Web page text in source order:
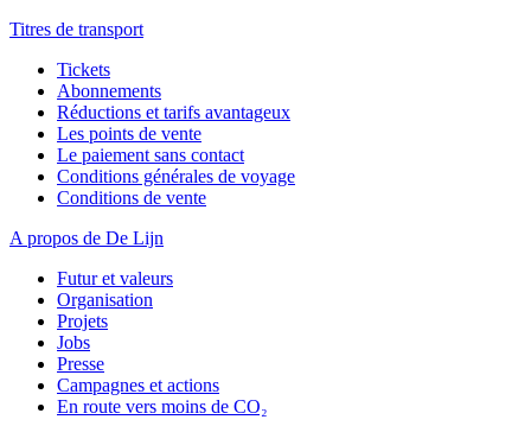
Titres de transport
Tickets
Abonnements
Réductions et tarifs avantageux
Les points de vente
Le paiement sans contact
Conditions générales de voyage
Conditions de vente
A propos de De Lijn
Futur et valeurs
Organisation
Projets
Jobs
Presse
Campagnes et actions
En route vers moins de CO₂